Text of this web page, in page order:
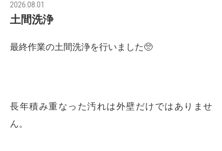
2026.08.01
土間洗浄
最終作業の土間洗浄を行いました🥺
長年積み重なった汚れは外壁だけではありませ
ん。